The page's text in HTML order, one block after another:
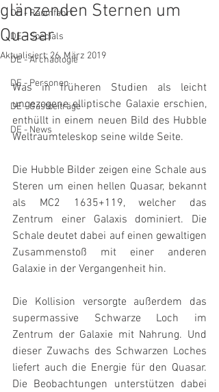
DE - Raumfahrt
DE - Specials
DE - Archäologie
DE - Personen
DE - Gastbeiträge
DE - News
glänzenden Sternen um
Quasar
Aktualisiert:26. März 2019
Was in früheren Studien als leicht
ungezogene elliptische Galaxie erschien,
enthüllt in einem neuen Bild des Hubble
Weltraumteleskop seine wilde Seite.
Die Hubble Bilder zeigen eine Schale aus
Steren um einen hellen Quasar, bekannt
als MC2 1635+119, welcher das
Zentrum einer Galaxis dominiert. Die
Schale deutet dabei auf einen gewaltigen
Zusammenstoß mit einer anderen
Galaxie in der Vergangenheit hin.
Die Kollision versorgte außerdem das
supermassive Schwarze Loch im
Zentrum der Galaxie mit Nahrung. Und
dieser Zuwachs des Schwarzen Loches
liefert auch die Energie für den Quasar.
Die Beobachtungen unterstützen dabei